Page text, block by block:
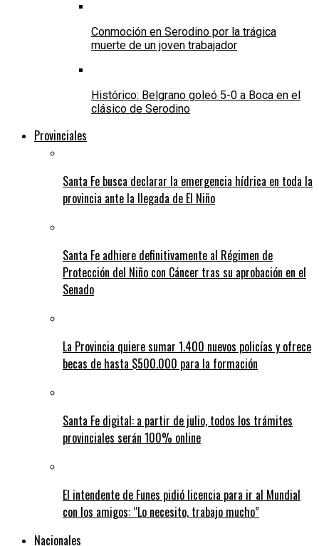
Conmoción en Serodino por la trágica
muerte de un joven trabajador
Histórico: Belgrano goleó 5-0 a Boca en el
clásico de Serodino
Provinciales
Santa Fe busca declarar la emergencia hídrica en toda la
provincia ante la llegada de El Niño
Santa Fe adhiere definitivamente al Régimen de
Protección del Niño con Cáncer tras su aprobación en el
Senado
La Provincia quiere sumar 1.400 nuevos policías y ofrece
becas de hasta $500.000 para la formación
Santa Fe digital: a partir de julio, todos los trámites
provinciales serán 100% online
El intendente de Funes pidió licencia para ir al Mundial
con los amigos: “Lo necesito, trabajo mucho”
Nacionales